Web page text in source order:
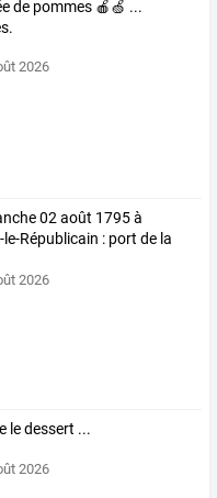
de pommes 🍎🍏 ...
2026
02 août 1795 à
Républicain : port de la
2026
le dessert ...
2026